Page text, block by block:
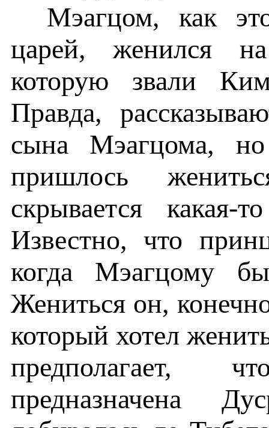
Мэагцом, как
царей, женился
которую звали
Правда,
сына Мэагцома,
пришлось
скрывается
Известно, что
когда Мэагцому
Жениться он,
который хотел
предполагает,
предназначена